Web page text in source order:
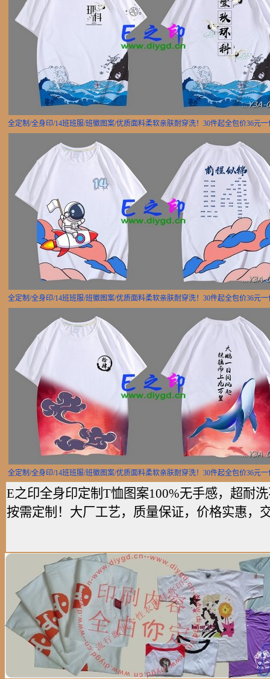
全定制/全身印/14班班服/班徽图案/优质面料柔软亲肤耐穿洗！30件起全包价36元一
全定制/全身印/14班班服/班徽图案/优质面料柔软亲肤耐穿洗！30件起全包价36元一
全定制/全身印/14班班服/班徽图案/优质面料柔软亲肤耐穿洗！30件起全包价36元一
E之印全身印定制T恤图案100%无手感，超耐
按需定制！大厂工艺，质量保证，价格实惠，